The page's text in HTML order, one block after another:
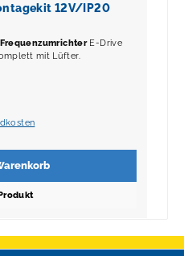
12V/IP20
FrequenzumrichterE-Drive
mit Lüfter.